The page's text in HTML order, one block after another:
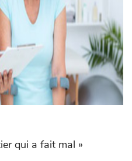
qui a fait mal »